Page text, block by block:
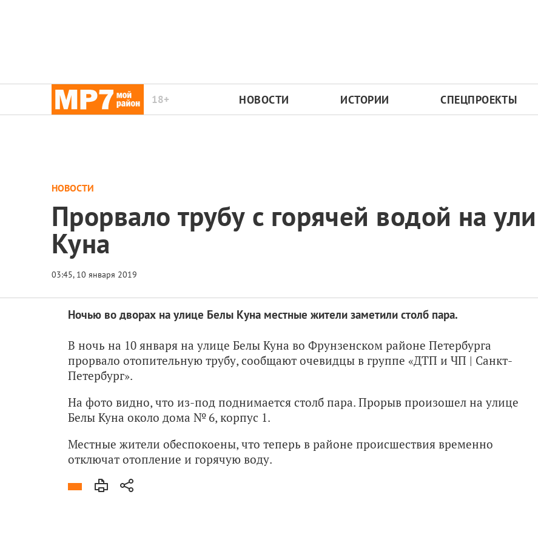
18+ НОВОСТИ ИСТОРИИ СПЕЦПРОЕКТЫ
НОВОСТИ
Прорвало трубу с горячей водой на
Куна
Ночью во дворах на улице Белы Куна местные жители заметили столб пара.
В ночь на 10 января на улице Белы Куна во Фрунзенском районе Петербурга
прорвало отопительную трубу, сообщают очевидцы в группе «ДТП и ЧП | Санкт-
Петербург».
На фото видно, что из-под поднимается столб пара. Прорыв произошел на улице
Белы Куна около дома № 6, корпус 1.
Местные жители обеспокоены, что теперь в районе происшествия временно
отключат отопление и горячую воду.